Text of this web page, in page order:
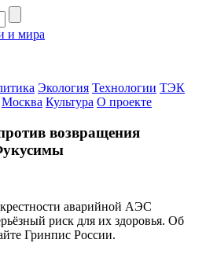
и мира
Экология Технологии ТЭК
Москва Культура О проекте
возвращения
аварийной АЭС
риск для их здоровья. Об
Гринпис России.